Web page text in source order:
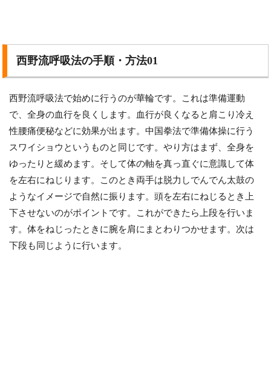
西野流呼吸法の手順・方法01
西野流呼吸法で始めに行うのが華輪です。これは準備運動
で、全身の血行を良くします。血行が良くなると肩こり冷え
性腰痛便秘などに効果が出ます。中国拳法で準備体操に行う
スワイショウというものと同じです。やり方はまず、全身を
ゆったりと緩めます。そして体の軸を真っ直ぐに意識して体
を左右にねじります。このとき両手は脱力しでんでん太鼓の
ようなイメージで自然に振ります。頭を左右にねじるとき上
下させないのがポイントです。これができたら上段を行いま
す。体をねじったときに腕を肩にまとわりつかせます。次は
下段も同じように行います。